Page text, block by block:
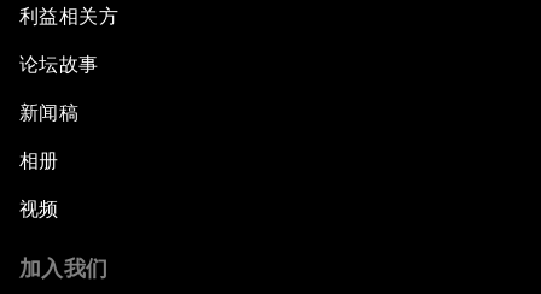
利益相关方
论坛故事
新闻稿
相册
视频
加入我们